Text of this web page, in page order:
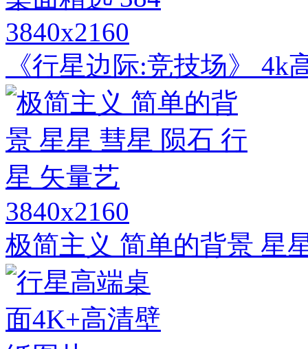
3840x2160
《行星边际:竞技场》 4k
3840x2160
极简主义 简单的背景 星